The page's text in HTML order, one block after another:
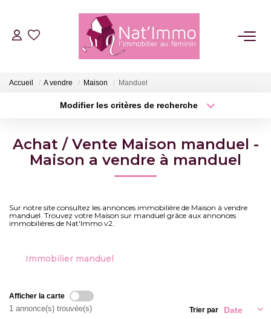
ACHETER
NOTRE AGENCE
Notre Équipe
Accueil A vendre Maison Manduel
Modifier les critères de recherche
Sélectionnez...
Type de bien
Surface min
Créer une alerte
Achat / Vente Maison manduel -
Maison a vendre à manduel
Sur notre site consultez les annonces immobilière de Maison à vendre
manduel. Trouvez votre Maison sur manduel grâce aux annonces
immobilières de Nat'Immo v2.
Immobilier manduel
Afficher la carte
1 annonce(s) trouvée(s) Trier par